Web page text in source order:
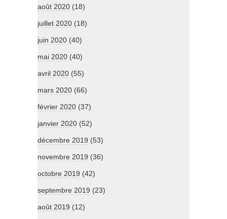
août 2020 (18)
juillet 2020 (18)
juin 2020 (40)
mai 2020 (40)
avril 2020 (55)
mars 2020 (66)
février 2020 (37)
janvier 2020 (52)
décembre 2019 (53)
novembre 2019 (36)
octobre 2019 (42)
septembre 2019 (23)
août 2019 (12)